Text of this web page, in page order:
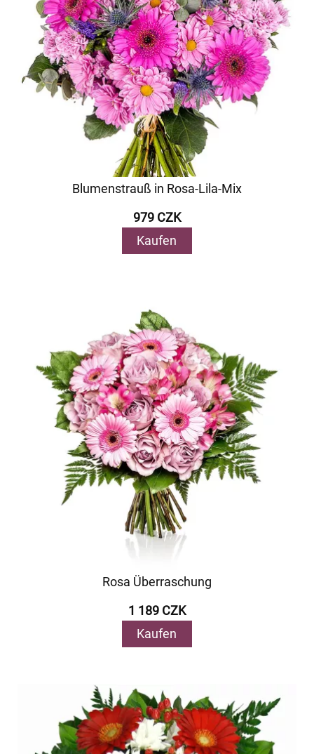
Blumenstrauß in Rosa-Lila-Mix
979 CZK
Kaufen
Rosa Überraschung
1 189 CZK
Kaufen